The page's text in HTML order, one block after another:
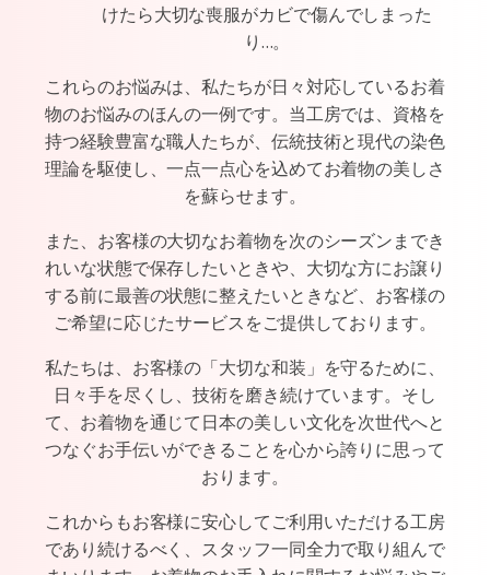
けたら大切な喪服がカビで傷んでしまった
り…。
これらのお悩みは、私たちが日々対応しているお着
物のお悩みのほんの一例です。当工房では、資格を
持つ経験豊富な職人たちが、伝統技術と現代の染色
理論を駆使し、一点一点心を込めてお着物の美しさ
を蘇らせます。
また、お客様の大切なお着物を次のシーズンまでき
れいな状態で保存したいときや、大切な方にお譲り
する前に最善の状態に整えたいときなど、お客様の
ご希望に応じたサービスをご提供しております。
私たちは、お客様の「大切な和装」を守るために、
日々手を尽くし、技術を磨き続けています。そし
て、お着物を通じて日本の美しい文化を次世代へと
つなぐお手伝いができることを心から誇りに思って
おります。
これからもお客様に安心してご利用いただける工房
であり続けるべく、スタッフ一同全力で取り組んで